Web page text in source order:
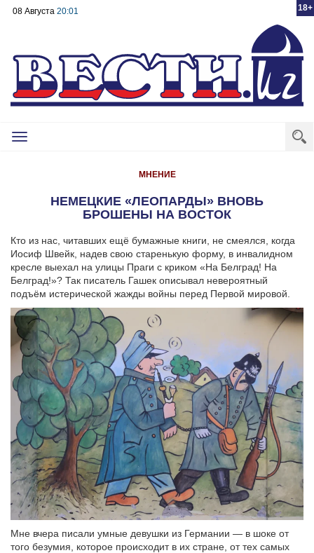
18+
08 Августа 20:01
Toggle
МНЕНИЕ
НЕМЕЦКИЕ «ЛЕОПАРДЫ» ВНОВЬ
БРОШЕНЫ НА ВОСТОК
Кто из нас, читавших ещё бумажные книги, не смеялся, когда
Иосиф Швейк, надев свою старенькую форму, в инвалидном
кресле выехал на улицы Праги с криком «На Белград! На
Белград!»? Так писатель Гашек описывал невероятный
подъём истерической жажды войны перед Первой мировой.
Мне вчера писали умные девушки из Германии — в шоке от
того безумия, которое происходит в их стране, от тех самых